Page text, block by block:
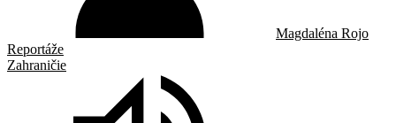
Magdaléna Rojo
Reportáže
Zahraničie